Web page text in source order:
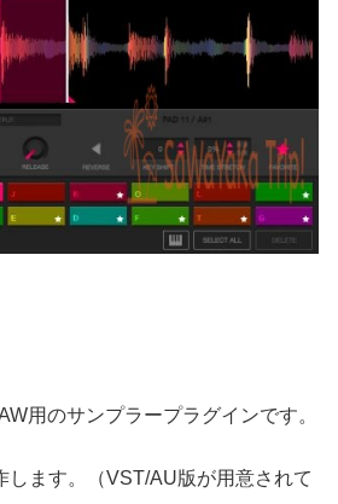
用のサンプラープラグインです。
します。（VST/AU版が用意されて